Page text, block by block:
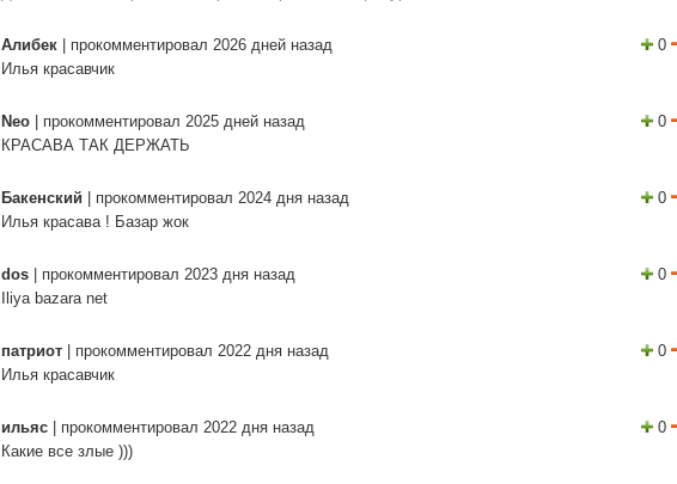
0
Алибек
прокомментировал 2026 дней назад
Илья красавчик
0
Neo
прокомментировал 2025 дней назад
КРАСАВА ТАК ДЕРЖАТЬ
0
Бакенский
прокомментировал 2024 дня назад
Илья красава ! Базар жок
0
dos
прокомментировал 2023 дня назад
Iliya bazara net
0
патриот
прокомментировал 2022 дня назад
Илья красавчик
0
ильяс
прокомментировал 2022 дня назад
Какие все злые )))